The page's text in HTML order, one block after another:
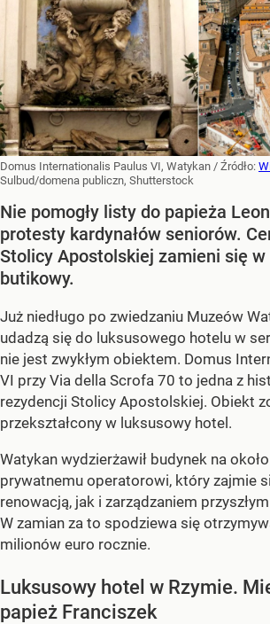
Domus Internationalis Paulus VI, Watykan / Źródło:
Sulbud/domena publiczn, Shutterstock
Nie pomogły listy do papieża
protesty kardynałów seniorów.
Stolicy Apostolskiej zamieni się
butikowy.
Już niedługo po zwiedzaniu Muzeów
udadzą się do luksusowego hotelu w
nie jest zwykłym obiektem. Domus
VI przy Via della Scrofa 70 to jedna z
rezydencji Stolicy Apostolskiej. Obiekt
przekształcony w luksusowy hotel.
Watykan wydzierżawił budynek na
prywatnemu operatorowi, który zajmie
renowacją, jak i zarządzaniem
W zamian za to spodziewa się
milionów euro rocznie.
Luksusowy hotel w Rzymie.
papież Franciszek